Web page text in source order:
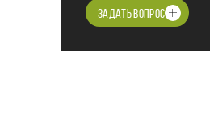
ЗАДАТЬ ВОПРОС